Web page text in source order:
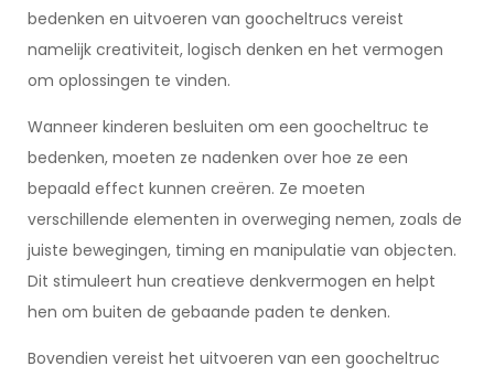
bedenken en uitvoeren van goocheltrucs vereist
namelijk creativiteit, logisch denken en het vermogen
om oplossingen te vinden.
Wanneer kinderen besluiten om een goocheltruc te
bedenken, moeten ze nadenken over hoe ze een
bepaald effect kunnen creëren. Ze moeten
verschillende elementen in overweging nemen, zoals de
juiste bewegingen, timing en manipulatie van objecten.
Dit stimuleert hun creatieve denkvermogen en helpt
hen om buiten de gebaande paden te denken.
Bovendien vereist het uitvoeren van een goocheltruc